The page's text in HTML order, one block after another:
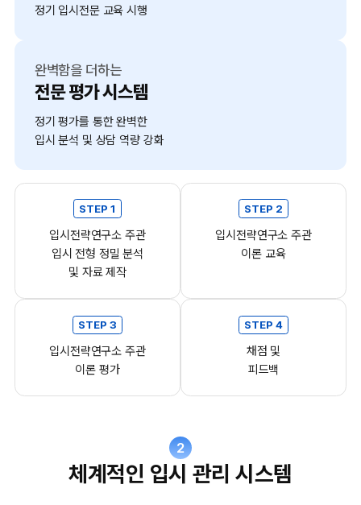
정기 입시전문 교육 시행
완벽함을 더하는
전문 평가 시스템
정기 평가를 통한 완벽한
입시 분석 및 상담 역량 강화
STEP 1
입시전략연구소 주관
입시 전형 정밀 분석
및 자료 제작
STEP 2
입시전략연구소 주관
이론 교육
STEP 3
입시전략연구소 주관
이론 평가
STEP 4
채점 및
피드백
2
체계적인 입시 관리 시스템